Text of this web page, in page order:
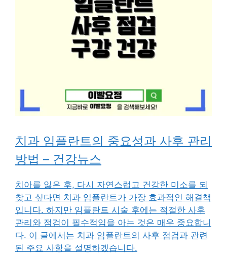
치과 임플란트의 중요성과 사후 관리
방법 – 건강뉴스
치아를 잃은 후, 다시 자연스럽고 건강한 미소를 되
찾고 싶다면 치과 임플란트가 가장 효과적인 해결책
입니다. 하지만 임플란트 시술 후에는 적절한 사후
관리와 점검이 필수적임을 아는 것은 매우 중요합니
다. 이 글에서는 치과 임플란트의 사후 점검과 관련
된 주요 사항을 설명하겠습니다.